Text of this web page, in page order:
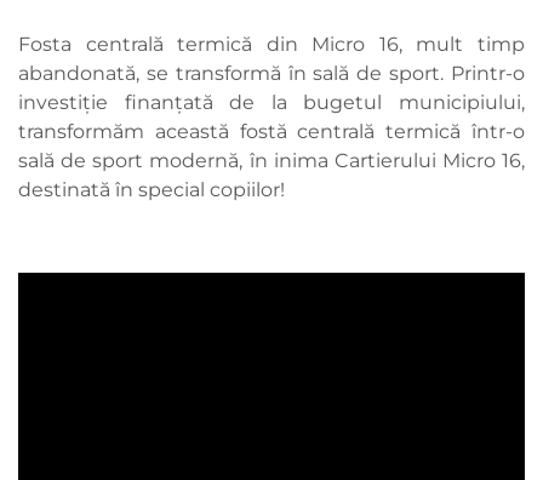
Fosta centrală termică din Micro 16, mult timp
abandonată, se transformă în sală de sport. Printr-o
investiție finanțată de la bugetul municipiului,
transformăm această fostă centrală termică într-o
sală de sport modernă, în inima Cartierului Micro 16,
destinată în special copiilor!